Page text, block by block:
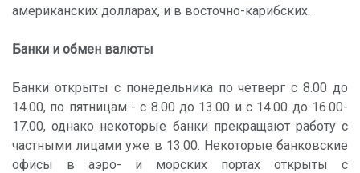
американских долларах, и в восточно-карибских.
Банки и обмен валюты
Банки открыты с понедельника по четверг с 8.00 до
14.00, по пятницам - с 8.00 до 13.00 и с 14.00 до 16.00-
17.00, однако некоторые банки прекращают работу с
частными лицами уже в 13.00. Некоторые банковские
офисы в аэро- и морских портах открыты с